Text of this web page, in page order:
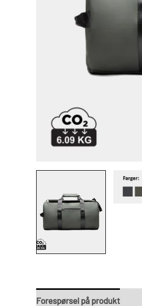
Forespørsel på produkt